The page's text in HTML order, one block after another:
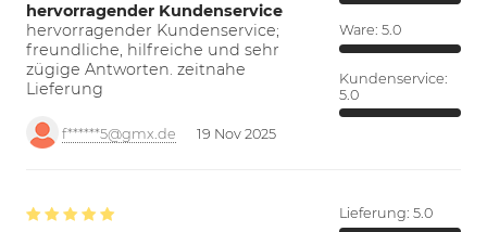
hervorragender Kundenservice
hervorragender Kundenservice;
freundliche, hilfreiche und sehr
zügige Antworten. zeitnahe
Lieferung
f******5@gmx.de 19 Nov 2025
Ware: 5.0
Kundenservice:
5.0
Lieferung: 5.0